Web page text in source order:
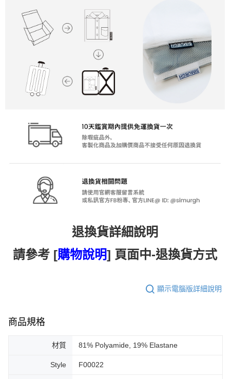
退換貨詳細說明
請參考 [購物說明] 頁面中-退換貨方式
顯示電腦版詳細說明
商品規格
材質 81% Polyamide, 19% Elastane
Style F00022